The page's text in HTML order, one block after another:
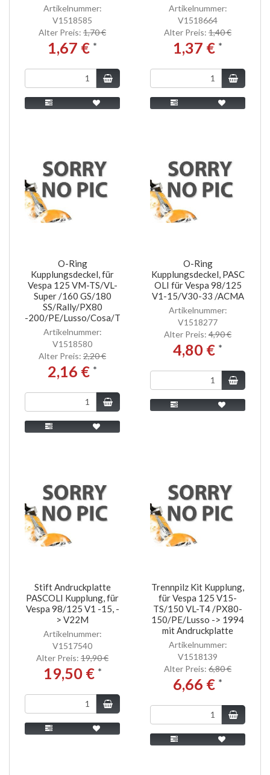
Artikelnummer:
V1518585
Alter Preis: 1,70 €
1,67 € *
Artikelnummer:
V1518664
Alter Preis: 1,40 €
1,37 € *
O-Ring
Kupplungsdeckel, für
Vespa 125 VM-TS/VL-
Super /160 GS/180
SS/Rally/PX80
-200/PE/Lusso/Cosa/T5
Artikelnummer:
V1518580
Alter Preis: 2,20 €
2,16 € *
O-Ring
Kupplungsdeckel, PASC
OLI für Vespa 98/125
V1-15/V30-33 /ACMA
Artikelnummer:
V1518277
Alter Preis: 4,90 €
4,80 € *
Stift Andruckplatte
PASCOLI Kupplung, für
Vespa 98/125 V1 -15, -
> V22M
Artikelnummer:
V1517540
Alter Preis: 19,90 €
19,50 € *
Trennpilz Kit Kupplung,
für Vespa 125 V15-
TS/150 VL-T4 /PX80-
150/PE/Lusso -> 1994
mit Andruckplatte
Artikelnummer:
V1518139
Alter Preis: 6,80 €
6,66 € *